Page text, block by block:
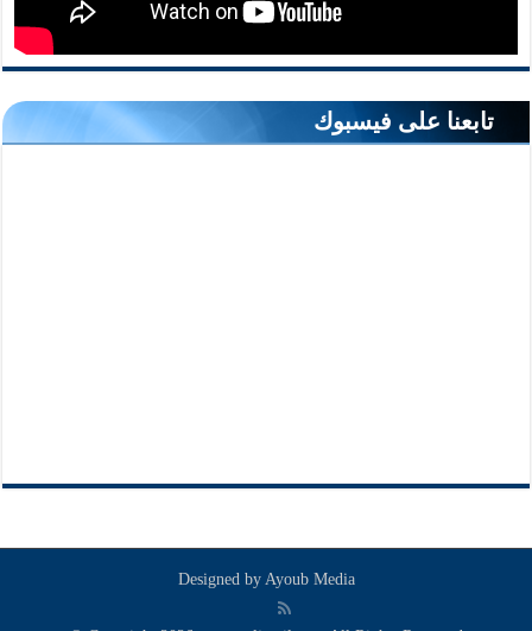
تابعنا على فيسبوك
Designed by Ayoub Media